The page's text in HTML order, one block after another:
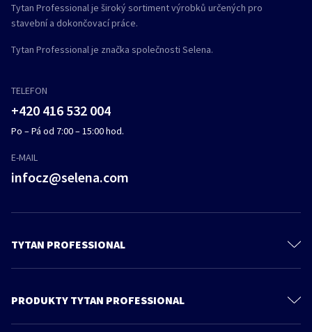
Tytan Professional je široký sortiment výrobků určených pro
stavební a dokončovací práce.
Tytan Professional je značka společnosti Selena.
TELEFON
+420 416 532 004
Po – Pá od 7:00 – 15:00 hod.
E-MAIL
infocz@selena.com
TYTAN PROFESSIONAL
Kontaktujte nás
PRODUKTY TYTAN PROFESSIONAL